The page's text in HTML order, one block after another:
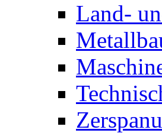
Land-